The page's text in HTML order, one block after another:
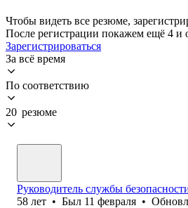
Чтобы видеть все резюме,
После регистрации покажем ещё 4 и
Зарегистрироваться
За всё время
По соответствию
20 резюме
Руководитель службы
58 лет • Был 11 февраля •